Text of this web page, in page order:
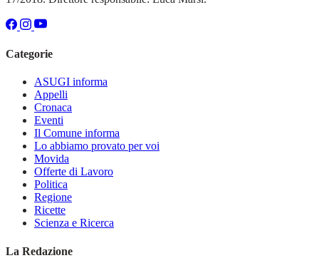
Categorie
ASUGI informa
Appelli
Cronaca
Eventi
Il Comune informa
Lo abbiamo provato per voi
Movida
Offerte di Lavoro
Politica
Regione
Ricette
Scienza e Ricerca
La Redazione